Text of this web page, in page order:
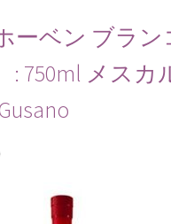
ーベン ブラン
: 750ml メスカ